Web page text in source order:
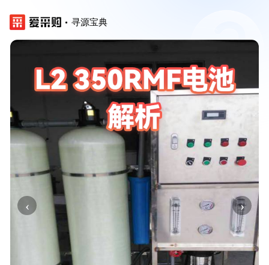
寻源宝典
‹ ›